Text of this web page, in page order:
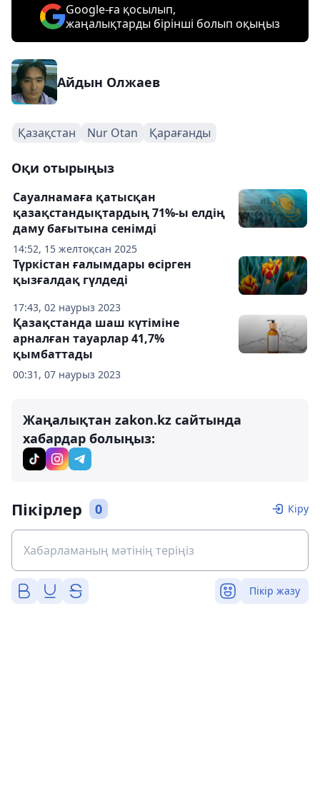
Google-ға қосылып,
жаңалықтарды бірінші болып оқыңыз
Айдын Олжаев
Қазақстан Nur Otan Қарағанды
Оқи отырыңыз
14:52, 15 желтоқсан 2025
Сауалнамаға қатысқан
қазақстандықтардың 71%-ы елдің
даму бағытына сенімді
17:43, 02 наурыз 2023
Түркістан ғалымдары өсірген
қызғалдақ гүлдеді
00:31, 07 наурыз 2023
Қазақстанда шаш күтіміне
арналған тауарлар 41,7%
қымбаттады
Жаңалықтан zakon.kz сайтында
хабардар болыңыз:
Пікірлер 0 Кіру
Пікір жазу